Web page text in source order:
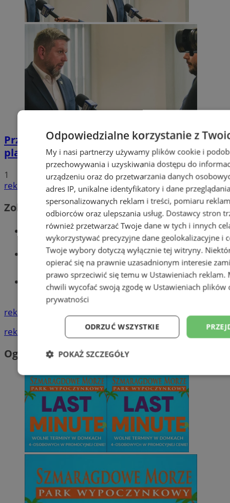
Przyszłość Wodzisławia Śląskiego:
planowane inwestycje na 2025 rok
1
reklama
Zobacz również
Wiadomości kryminalne w Wodzisławiu
Wiadomości lokalne
Tworzenie stron www - Wodzisław
Śląski
reklama
reklama
Ogłoszenia
Odpowiedzialne korzystanie z
My i nasi partnerzy używamy plików cookie i
przechowywania i uzyskiwania dostępu do
urządzeniu oraz do przetwarzania danych
adres IP, unikalne identyfikatory i dane
spersonalizowanych reklam i treści, pomiaru
odbiorców oraz ulepszania usług. Dostawcy stron
również przetwarzać Twoje dane w tych i innych
wykorzystywać precyzyjne dane geolokalizacyjne i
Twoje wybory dotyczą wyłącznie tej witryny.
opierać się na prawnie uzasadnionym interesie
prawo sprzeciwić się temu w Ustawieniach reklam.
chwili wycofać swoją zgodę w Ustawieniach plików
prywatności
ODRZUĆ WSZYSTKIE
POKAŻ SZCZEGÓŁY
Niezbędne Wydajność
Niesklasyfikowane
Niezbędne Wydajność Targetowanie